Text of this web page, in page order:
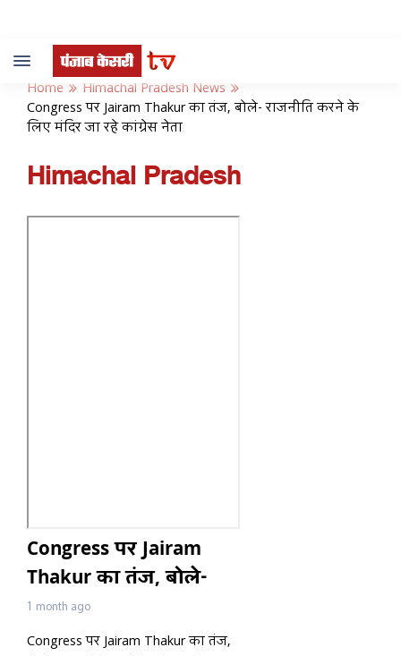
Toggle
navigation
Home
Himachal Pradesh News
Congress पर Jairam Thakur का तंज, बोले- राजनीति करने के
लिए मंदिर जा रहे कांग्रेस नेता
Himachal Pradesh
Congress पर Jairam
Thakur का तंज, बोले-
राजनीति करने के लिए
मंदिर जा रहे कांग्रेस नेता
1 month ago
Congress पर Jairam Thakur का तंज,